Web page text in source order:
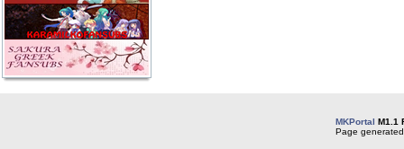
MKPortal M1.1
Page